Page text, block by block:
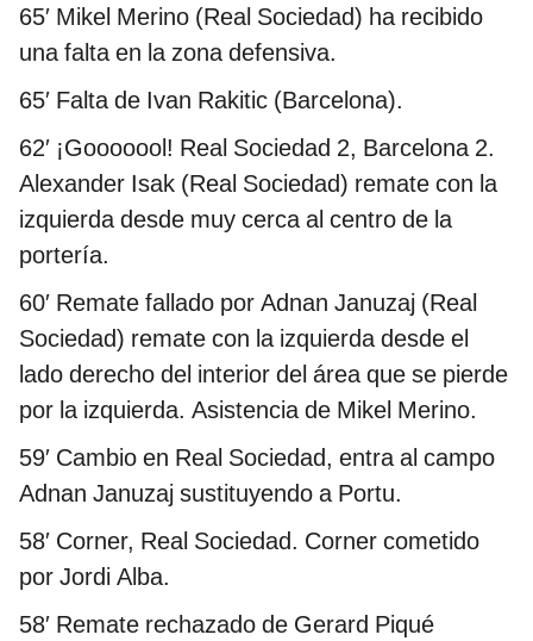
65′ Mikel Merino (Real Sociedad) ha recibido
una falta en la zona defensiva.
65′ Falta de Ivan Rakitic (Barcelona).
62′ ¡Gooooool! Real Sociedad 2, Barcelona 2.
Alexander Isak (Real Sociedad) remate con la
izquierda desde muy cerca al centro de la
portería.
60′ Remate fallado por Adnan Januzaj (Real
Sociedad) remate con la izquierda desde el
lado derecho del interior del área que se pierde
por la izquierda. Asistencia de Mikel Merino.
59′ Cambio en Real Sociedad, entra al campo
Adnan Januzaj sustituyendo a Portu.
58′ Corner, Real Sociedad. Corner cometido
por Jordi Alba.
58′ Remate rechazado de Gerard Piqué